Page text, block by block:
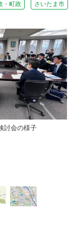
・町政 さいたま市
討会の様子